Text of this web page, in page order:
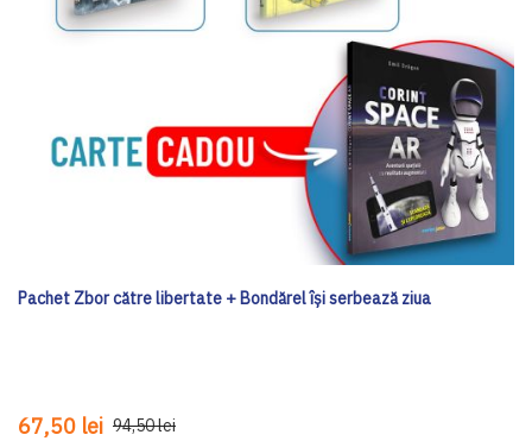
Pachet Zbor către libertate + Bondărel își serbează ziua
67,50 lei 94,50 lei